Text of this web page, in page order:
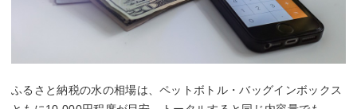
ふるさと納税の水の相場は、ペットボトル・バッグインボックス